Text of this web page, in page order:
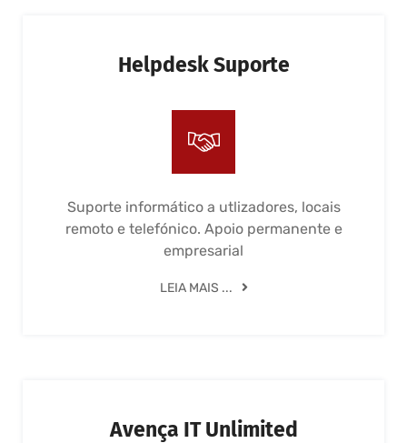
Helpdesk Suporte
Suporte informático a utlizadores, locais
remoto e telefónico. Apoio permanente e
empresarial
LEIA MAIS ...
Avença IT Unlimited